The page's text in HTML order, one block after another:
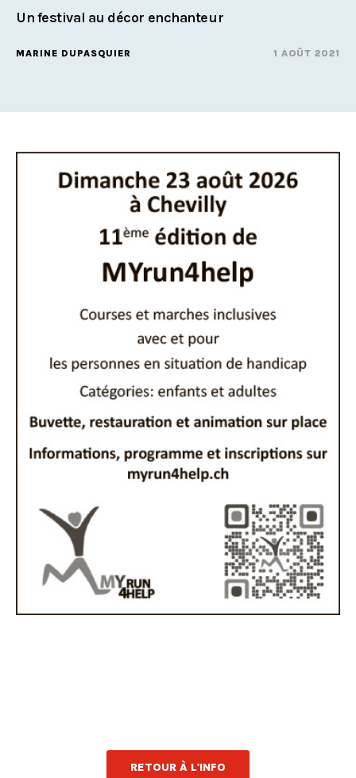
Un festival au décor enchanteur
MARINE DUPASQUIER 1 AOÛT 2021
RETOUR À L'INFO